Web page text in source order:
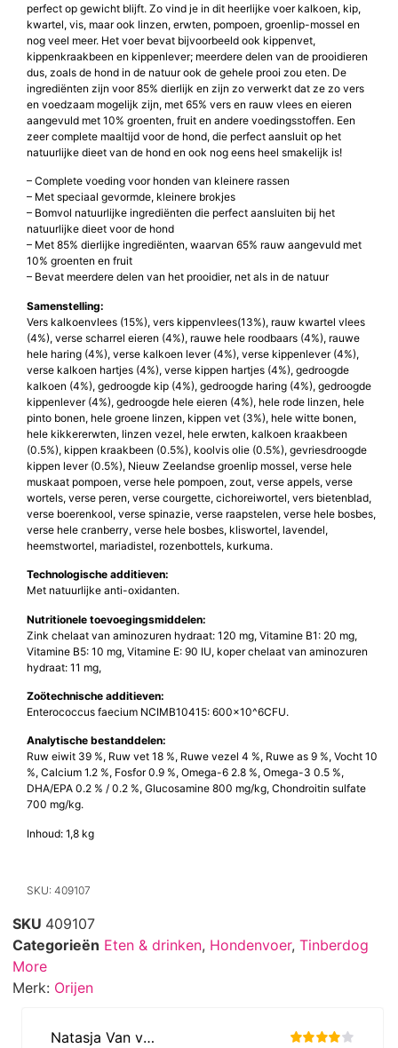
perfect op gewicht blijft. Zo vind je in dit heerlijke voer kalkoen, kip,
kwartel, vis, maar ook linzen, erwten, pompoen, groenlip-mossel en
nog veel meer. Het voer bevat bijvoorbeeld ook kippenvet,
kippenkraakbeen en kippenlever; meerdere delen van de prooidieren
dus, zoals de hond in de natuur ook de gehele prooi zou eten. De
ingrediënten zijn voor 85% dierlijk en zijn zo verwerkt dat ze zo vers
en voedzaam mogelijk zijn, met 65% vers en rauw vlees en eieren
aangevuld met 10% groenten, fruit en andere voedingsstoffen. Een
zeer complete maaltijd voor de hond, die perfect aansluit op het
natuurlijke dieet van de hond en ook nog eens heel smakelijk is!
– Complete voeding voor honden van kleinere rassen
– Met speciaal gevormde, kleinere brokjes
– Bomvol natuurlijke ingrediënten die perfect aansluiten bij het
natuurlijke dieet voor de hond
– Met 85% dierlijke ingrediënten, waarvan 65% rauw aangevuld met
10% groenten en fruit
– Bevat meerdere delen van het prooidier, net als in de natuur
Samenstelling:
Vers kalkoenvlees (15%), vers kippenvlees(13%), rauw kwartel vlees
(4%), verse scharrel eieren (4%), rauwe hele roodbaars (4%), rauwe
hele haring (4%), verse kalkoen lever (4%), verse kippenlever (4%),
verse kalkoen hartjes (4%), verse kippen hartjes (4%), gedroogde
kalkoen (4%), gedroogde kip (4%), gedroogde haring (4%), gedroogde
kippenlever (4%), gedroogde hele eieren (4%), hele rode linzen, hele
pinto bonen, hele groene linzen, kippen vet (3%), hele witte bonen,
hele kikkererwten, linzen vezel, hele erwten, kalkoen kraakbeen
(0.5%), kippen kraakbeen (0.5%), koolvis olie (0.5%), gevriesdroogde
kippen lever (0.5%), Nieuw Zeelandse groenlip mossel, verse hele
muskaat pompoen, verse hele pompoen, zout, verse appels, verse
wortels, verse peren, verse courgette, cichoreiwortel, vers bietenblad,
verse boerenkool, verse spinazie, verse raapstelen, verse hele bosbes,
verse hele cranberry, verse hele bosbes, kliswortel, lavendel,
heemstwortel, mariadistel, rozenbottels, kurkuma.
Technologische additieven:
Met natuurlijke anti-oxidanten.
Nutritionele toevoegingsmiddelen:
Zink chelaat van aminozuren hydraat: 120 mg, Vitamine B1: 20 mg,
Vitamine B5: 10 mg, Vitamine E: 90 IU, koper chelaat van aminozuren
hydraat: 11 mg,
Zoötechnische additieven:
Enterococcus faecium NCIMB10415: 600×10^6CFU.
Analytische bestanddelen:
Ruw eiwit 39 %, Ruw vet 18 %, Ruwe vezel 4 %, Ruwe as 9 %, Vocht 10
%, Calcium 1.2 %, Fosfor 0.9 %, Omega-6 2.8 %, Omega-3 0.5 %,
DHA/EPA 0.2 % / 0.2 %, Glucosamine 800 mg/kg, Chondroitin sulfate
700 mg/kg.
Inhoud: 1,8 kg
SKU: 409107
SKU 409107
Categorieën Eten & drinken, Hondenvoer, Tinberdog
More
Merk: Orijen